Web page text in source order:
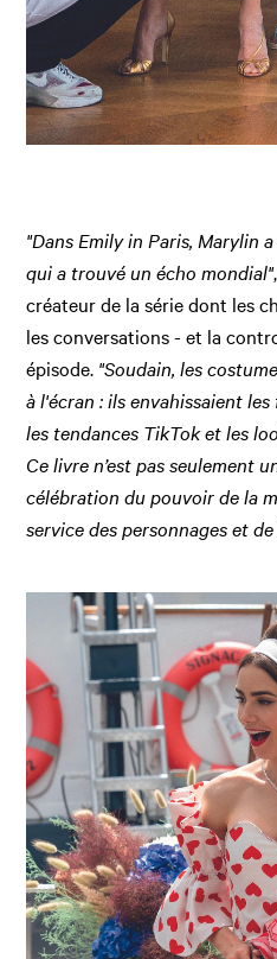
"Dans Emily in Paris, Marylin
qui a trouvé un écho mondial"
créateur de la série dont les
les conversations - et la
épisode. "Soudain, les
à l'écran : ils envahissaient
les tendances TikTok et les
Ce livre n’est pas seulement
célébration du pouvoir de la
service des personnages et